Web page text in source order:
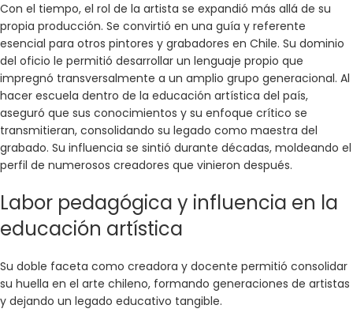
Con el tiempo, el rol de la artista se expandió más allá de su
propia producción. Se convirtió en una guía y referente
esencial para otros pintores y grabadores en Chile. Su dominio
del oficio le permitió desarrollar un lenguaje propio que
impregnó transversalmente a un amplio grupo generacional. Al
hacer escuela dentro de la educación artística del país,
aseguró que sus conocimientos y su enfoque crítico se
transmitieran, consolidando su legado como maestra del
grabado. Su influencia se sintió durante décadas, moldeando el
perfil de numerosos creadores que vinieron después.
Labor pedagógica y influencia en la
educación artística
Su doble faceta como creadora y docente permitió consolidar
su huella en el arte chileno, formando generaciones de artistas
y dejando un legado educativo tangible.